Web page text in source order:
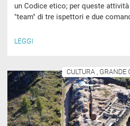
un Codice etico; per queste
"team" di tre ispettori e due
LEGGI
CULTURA , GRANDE